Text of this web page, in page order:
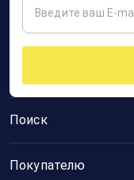
Поиск
Покупателю